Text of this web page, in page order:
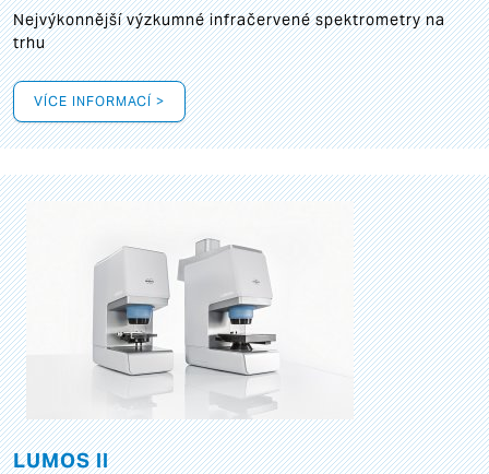
Nejvýkonnější výzkumné infračervené spektrometry na
trhu
VÍCE INFORMACÍ >
LUMOS II